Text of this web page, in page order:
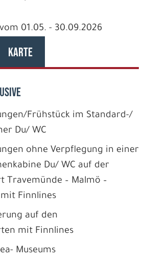
01.05. - 30.09.2026
KARTE
Frühstück im Standard-/
Du/ WC
ohne Verpflegung in einer
Du/ WC auf der
Travemünde – Malmö –
Finnlines
auf den
mit Finnlines
Museums